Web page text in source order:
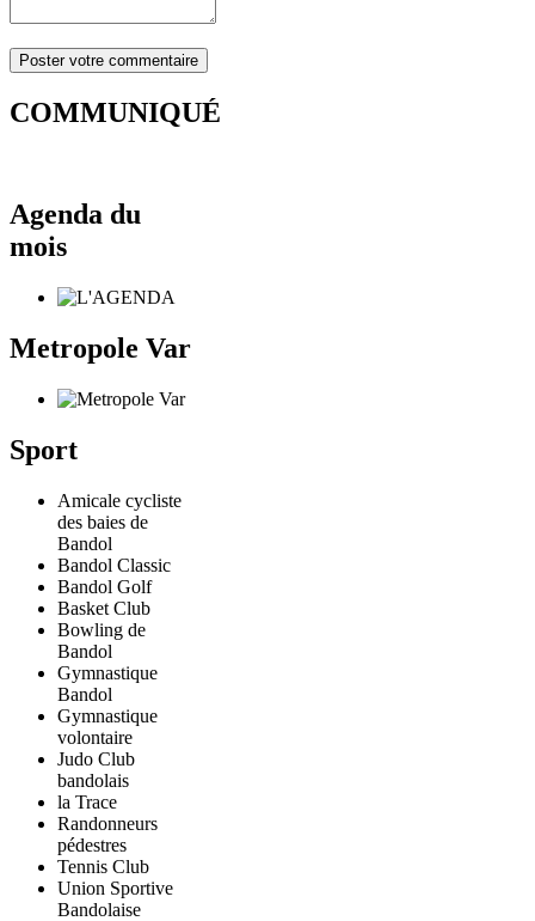
COMMUNIQUÉ
Agenda du
mois
Metropole Var
Sport
Amicale cycliste
des baies de
Bandol
Bandol Classic
Bandol Golf
Basket Club
Bowling de
Bandol
Gymnastique
Bandol
Gymnastique
volontaire
Judo Club
bandolais
la Trace
Randonneurs
pédestres
Tennis Club
Union Sportive
Bandolaise